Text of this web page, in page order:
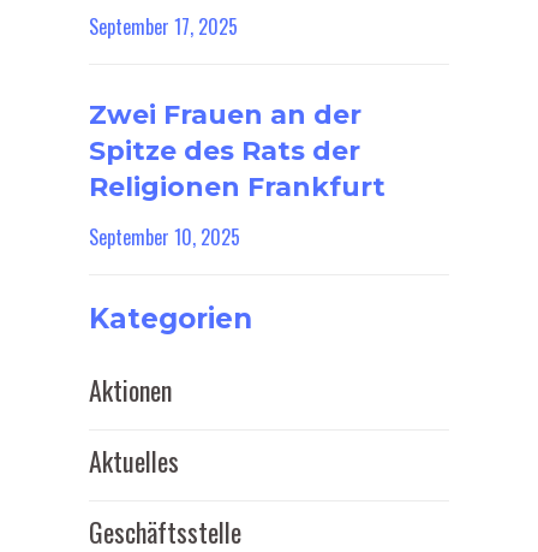
September 17, 2025
Zwei Frauen an der
Spitze des Rats der
Religionen Frankfurt
September 10, 2025
Kategorien
Aktionen
Aktuelles
Geschäftsstelle